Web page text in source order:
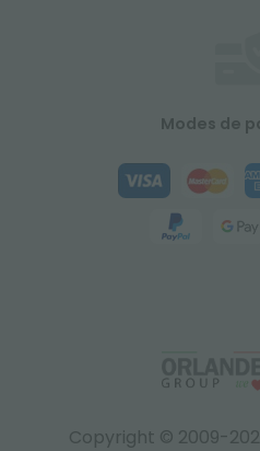
Copyright © 2009-
Modes de